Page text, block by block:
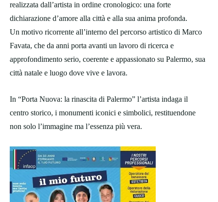
realizzata dall’artista in ordine cronologico: una forte
dichiarazione d’amore alla città e alla sua anima profonda.
Un motivo ricorrente all’interno del percorso artistico di Marco
Favata, che da anni porta avanti un lavoro di ricerca e
approfondimento serio, coerente e appassionato su Palermo, sua
città natale e luogo dove vive e lavora.
In “Porta Nuova: la rinascita di Palermo” l’artista indaga il
centro storico, i monumenti iconici e simbolici, restituendone
non solo l’immagine ma l’essenza più vera.